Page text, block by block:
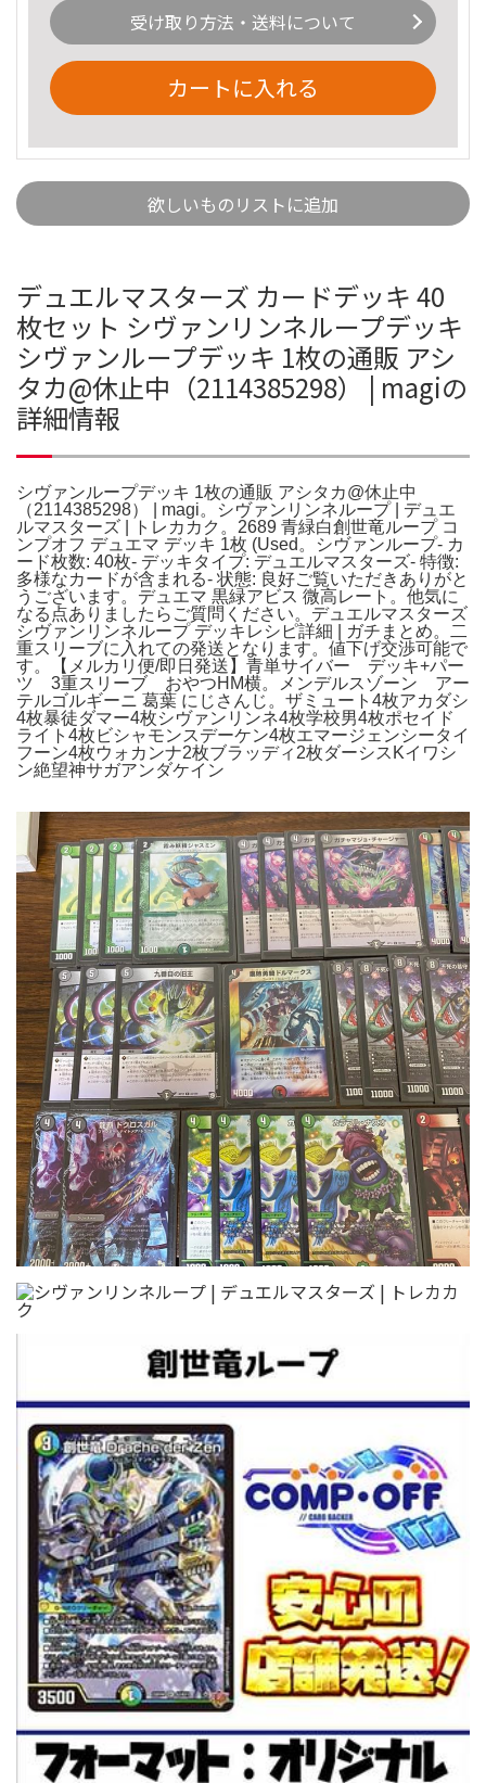
受け取り方法・送料について
カートに入れる
欲しいものリストに追加
デュエルマスターズ カードデッキ 40
枚セット シヴァンリンネループデッキ
シヴァンループデッキ 1枚の通販 アシ
タカ@休止中（2114385298） | magiの
詳細情報
シヴァンループデッキ 1枚の通販 アシタカ@休止中
（2114385298） | magi。シヴァンリンネループ | デュエ
ルマスターズ | トレカカク。2689 青緑白創世竜ループ コ
ンプオフ デュエマ デッキ 1枚 (Used。シヴァンループ- カ
ード枚数: 40枚- デッキタイプ: デュエルマスターズ- 特徴:
多様なカードが含まれる- 状態: 良好ご覧いただきありがと
うございます。デュエマ 黒緑アビス 微高レート。他気に
なる点ありましたらご質問ください。デュエルマスターズ
シヴァンリンネループ デッキレシピ詳細 | ガチまとめ。二
重スリーブに入れての発送となります。値下げ交渉可能で
す。【メルカリ便/即日発送】青単サイバー デッキ+パー
ツ 3重スリーブ おやつHM横。メンデルスゾーン アー
テルゴルギーニ 葛葉 にじさんじ。ザミュート4枚アカダシ
4枚暴徒ダマー4枚シヴァンリンネ4枚学校男4枚ポセイド
ライト4枚ビシャモンスデーケン4枚エマージェンシータイ
フーン4枚ウォカンナ2枚ブラッディ2枚ダーシスKイワシ
ン絶望神サガアンダケイン